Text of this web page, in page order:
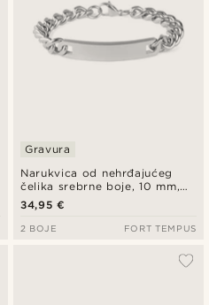
Narukvica od nehrđajućeg
čelika srebrne boje, 10 mm,
za identifikaciju
Gravura
34,95 €
2 BOJE FORT TEMPUS